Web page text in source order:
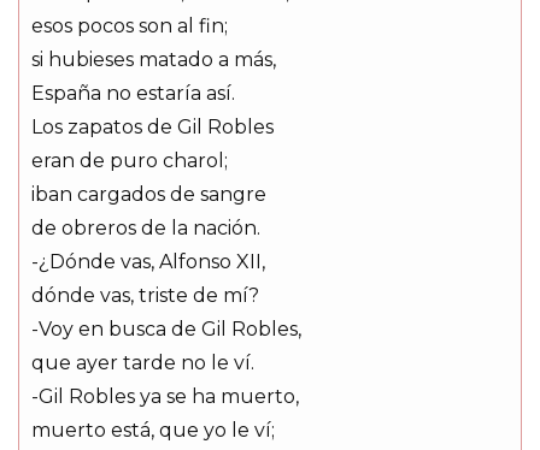
esos pocos son al fin;
si hubieses matado a más,
España no estaría así.
Los zapatos de Gil Robles
eran de puro charol;
iban cargados de sangre
de obreros de la nación.
-¿Dónde vas, Alfonso XII,
dónde vas, triste de mí?
-Voy en busca de Gil Robles,
que ayer tarde no le ví.
-Gil Robles ya se ha muerto,
muerto está, que yo le ví;